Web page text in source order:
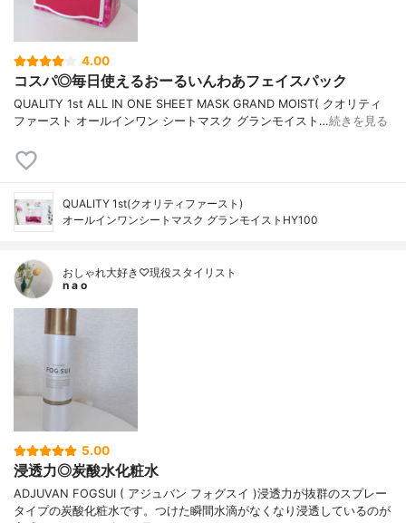
4.00
コスパ◎毎日使えるおーるいんわあフェイスパック
QUALITY 1st ALL IN ONE SHEET MASK GRAND MOIST( クオリティ
ファースト オールインワン シートマスク グランモイスト…続きを見る
QUALITY 1st(クオリティファースト)
オールインワンシートマスク グランモイストHY100
おしゃれ大好き♡現役スタイリスト
n a o
5.00
浸透力◎炭酸水化粧水
ADJUVAN FOGSUI ( アジュバン フォグスイ )浸透力が抜群のスプレー
タイプの炭酸化粧水です。つけた瞬間水滴がなくなり浸透しているのが